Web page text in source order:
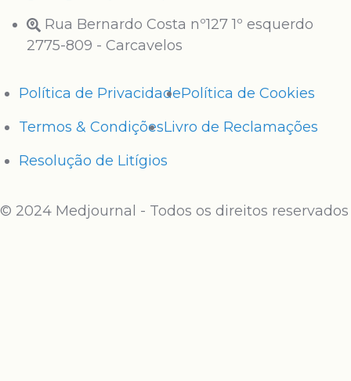
Rua Bernardo Costa nº127 1º esquerdo
2775-809 - Carcavelos
Política de PrivacidadePolítica de Cookies
Termos & CondiçõesLivro de Reclamações
Resolução de Litígios
© 2024 Medjournal - Todos os direitos reservados